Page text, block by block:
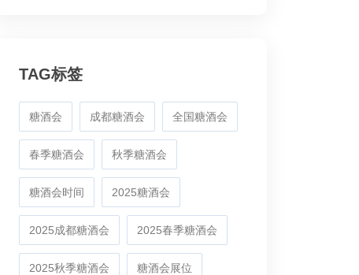
TAG标签
糖酒会 成都糖酒会 全国糖酒会
春季糖酒会 秋季糖酒会
糖酒会时间 2025糖酒会
2025成都糖酒会 2025春季糖酒会
2025秋季糖酒会 糖酒会展位